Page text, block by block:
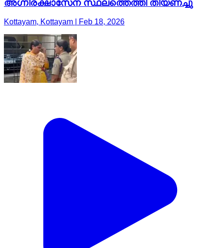
അഗ്നിരക്ഷാസേന സ്ഥലത്തെത്തി തിയണച്ചു
Kottayam, Kottayam | Feb 18, 2026